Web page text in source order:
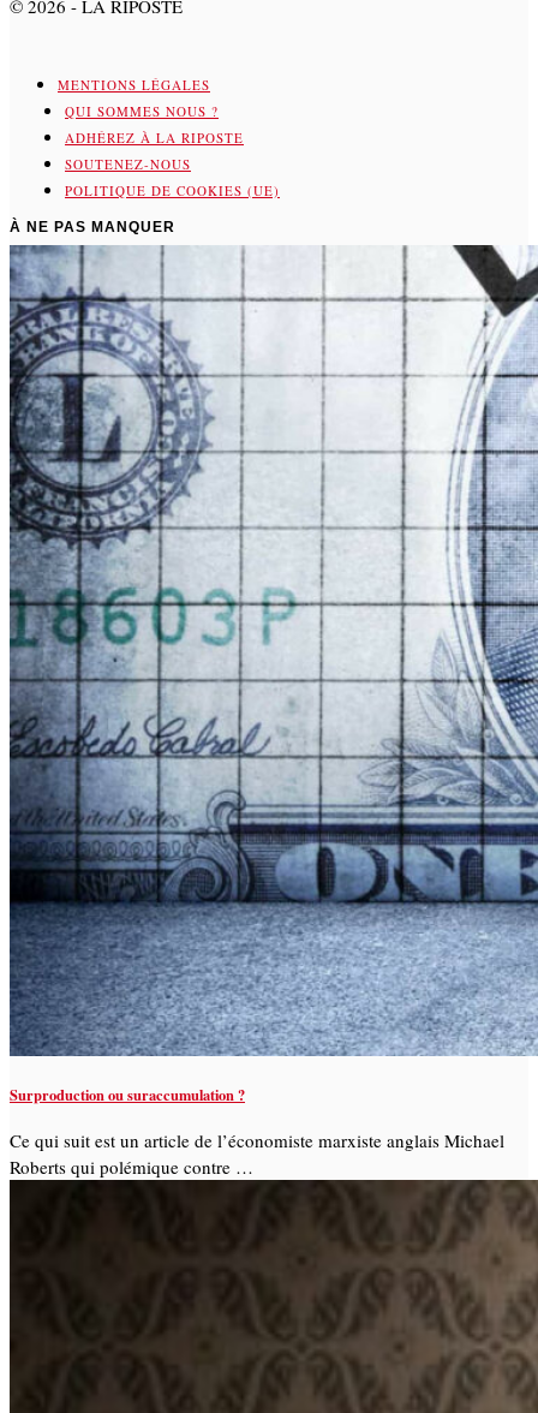
© 2026 - LA RIPOSTE
MENTIONS LÉGALES
QUI SOMMES NOUS ?
ADHÉREZ À LA RIPOSTE
SOUTENEZ-NOUS
POLITIQUE DE COOKIES (UE)
À NE PAS MANQUER
Surproduction ou suraccumulation ?
Ce qui suit est un article de l’économiste marxiste anglais Michael
Roberts qui polémique contre …